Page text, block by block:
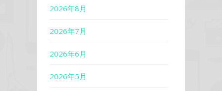
2026年8月
2026年7月
2026年6月
2026年5月